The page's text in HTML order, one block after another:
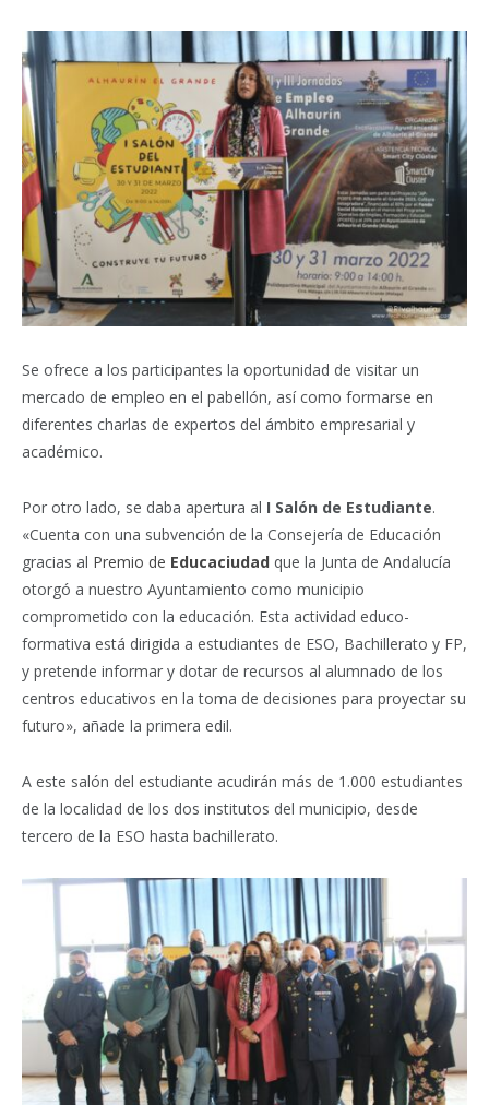
Se ofrece a los participantes la oportunidad de visitar un
mercado de empleo en el pabellón, así como formarse en
diferentes charlas de expertos del ámbito empresarial y
académico.
Por otro lado, se daba apertura al I Salón de Estudiante.
«Cuenta con una subvención de la Consejería de Educación
gracias al Premio de Educaciudad que la Junta de Andalucía
otorgó a nuestro Ayuntamiento como municipio
comprometido con la educación. Esta actividad educo-
formativa está dirigida a estudiantes de ESO, Bachillerato y FP,
y pretende informar y dotar de recursos al alumnado de los
centros educativos en la toma de decisiones para proyectar su
futuro», añade la primera edil.
A este salón del estudiante acudirán más de 1.000 estudiantes
de la localidad de los dos institutos del municipio, desde
tercero de la ESO hasta bachillerato.